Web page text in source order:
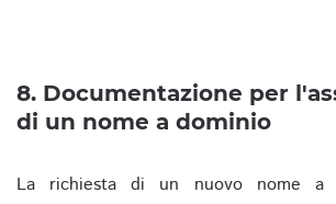
8. Documentazione per
di un nome a dominio
La richiesta di un nuovo nome a